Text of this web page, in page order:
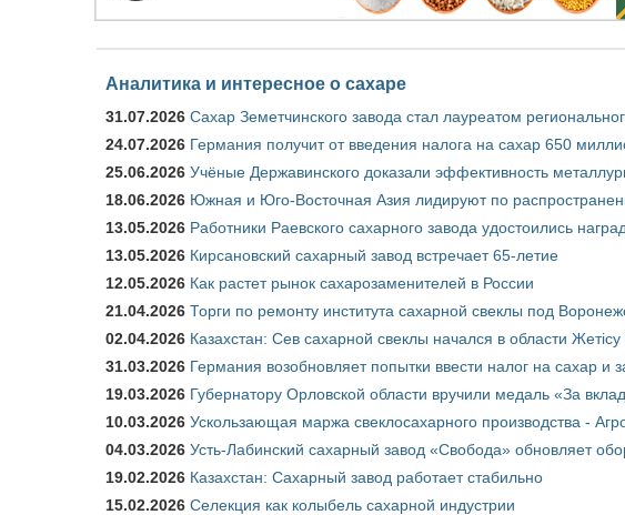
Аналитика и интересное о сахаре
31.07.2026 Сахар Земетчинского завода стал лауреатом
24.07.2026 Германия получит от введения налога на сахар 650
25.06.2026 Учёные Державинского доказали эффективность
18.06.2026 Южная и Юго-Восточная Азия лидируют по
13.05.2026 Работники Раевского сахарного завода удостоились наград
13.05.2026 Кирсановский сахарный завод встречает 65-летие
12.05.2026 Как растет рынок сахарозаменителей в России
21.04.2026 Торги по ремонту института сахарной свеклы под
02.04.2026 Казахстан: Сев сахарной свеклы начался в области
31.03.2026 Германия возобновляет попытки ввести налог на сахар и
19.03.2026 Губернатору Орловской области вручили медаль «За
10.03.2026 Ускользающая маржа свеклосахарного производства -
04.03.2026 Усть-Лабинский сахарный завод «Свобода» обновляет
19.02.2026 Казахстан: Сахарный завод работает стабильно
15.02.2026 Селекция как колыбель сахарной индустрии